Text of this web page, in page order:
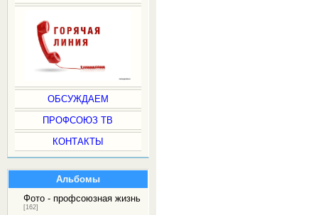
ОБСУЖДАЕМ
ПРОФСОЮЗ ТВ
КОНТАКТЫ
Альбомы
Фото - профсоюзная жизнь
[162]